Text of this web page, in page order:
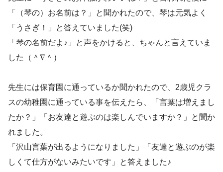
「（琴の）お名前は？」と聞かれたので、琴は元気よく
「うさぎ！」と答えていました(笑)
「琴の名前だよ♪」と声をかけると、ちゃんと言えていま
した（＾∇＾）
先生には保育園に通っているか聞かれたので、2歳児クラ
スの幼稚園に通っている事を伝えたら、「言葉は増えまし
たか？」「お友達と遊ぶのは楽しんでいますか？」と聞か
れました。
「沢山言葉が出るようになりました」「友達と遊ぶのが楽
しくて仕方がないみたいです」と答えました♪